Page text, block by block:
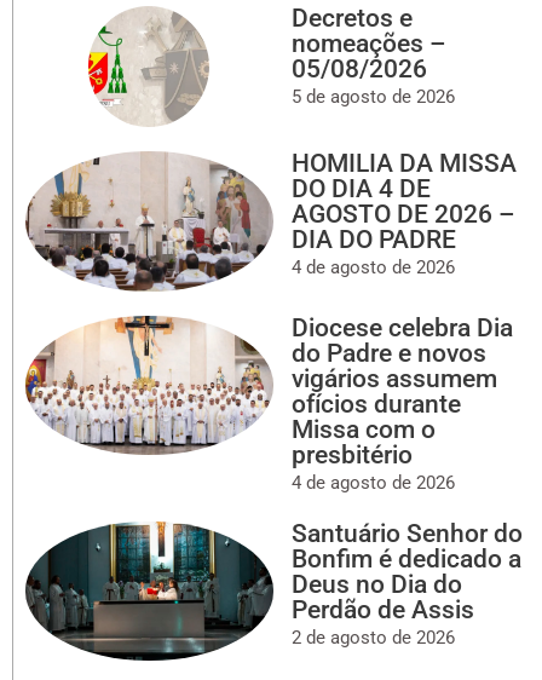
Decretos e
nomeações –
05/08/2026
5 de agosto de 2026
HOMILIA DA MISSA
DO DIA 4 DE
AGOSTO DE 2026 –
DIA DO PADRE
4 de agosto de 2026
Diocese celebra Dia
do Padre e novos
vigários assumem
ofícios durante
Missa com o
presbitério
4 de agosto de 2026
Santuário Senhor do
Bonfim é dedicado a
Deus no Dia do
Perdão de Assis
2 de agosto de 2026